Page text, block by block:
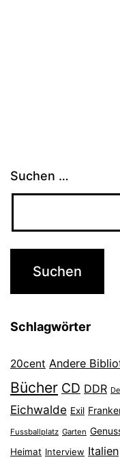
Suchen …
Schlagwörter
20cent Andere
Bücher CD DDR
Eichwalde Exil
Fussballplatz Garten
Heimat Interview Italien